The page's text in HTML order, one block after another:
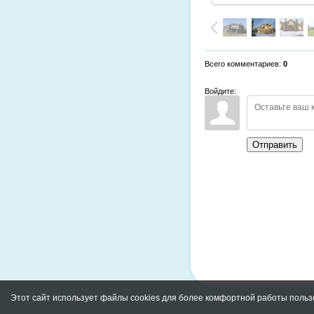
Всего комментариев: 0
Войдите:
Отправить
Этот сайт использует файлы cookies для более комфортной работы